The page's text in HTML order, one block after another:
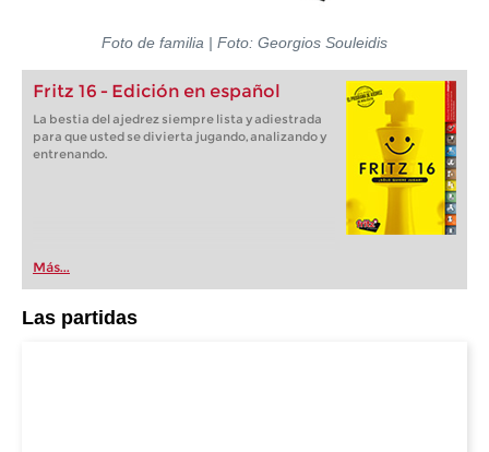
Foto de familia | Foto: Georgios Souleidis
Fritz 16 - Edición en español
La bestia del ajedrez siempre lista y adiestrada
para que usted se divierta jugando, analizando y
entrenando.
Más...
Las partidas